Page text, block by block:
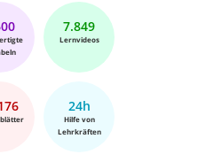
7.849
Lernvideos
24h
Hilfe von
Lehrkräften